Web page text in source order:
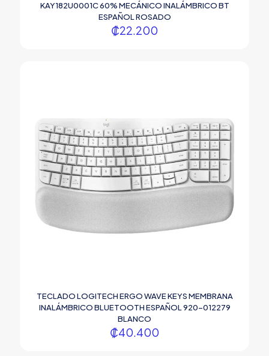
KAY182U0001C 60% MECÁNICO INALÁMBRICO BT
ESPAÑOL ROSADO
₡22.200
TECLADO LOGITECH ERGO WAVE KEYS MEMBRANA
INALÁMBRICO BLUETOOTH ESPAÑOL 920-012279
BLANCO
₡40.400